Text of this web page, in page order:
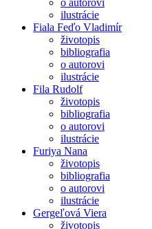
o autorovi
ilustrácie
Fiala Feďo Vladimír
životopis
bibliografia
o autorovi
ilustrácie
Fila Rudolf
životopis
bibliografia
o autorovi
ilustrácie
Furiya Nana
životopis
bibliografia
o autorovi
ilustrácie
Gergeľová Viera
životopis